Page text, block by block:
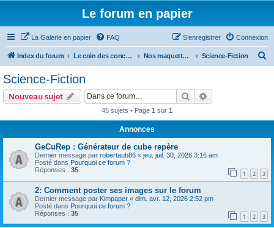
Le forum en papier
La Galerie en papier FAQ Connexion
S’enregistrer
Index du forum Le coin des concepteurs Nos maquettes à télécharger Science-Fiction
Science-Fiction
Nouveau sujet Rechercher
45 sujets • Page 1 sur 1
Annonces
GeCuRep : Générateur de cube repère
Dernier message par robertaub86 « jeu. juil. 30, 2026 3:16 am
Posté dans Pourquoi ce forum ?
Réponses : 35 1 2 3
2: Comment poster ses images sur le forum
Dernier message par Kimpaper « dim. avr. 12, 2026 2:52 pm
Posté dans Pourquoi ce forum ?
Réponses : 35 1 2 3